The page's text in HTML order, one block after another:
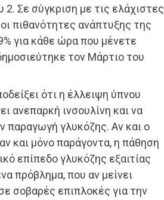
Σε σύγκριση με τις ελάχιστες
πιθανότητες ανάπτυξης της
για κάθε ώρα που μένετε
τον Μάρτιο του
ότι η έλλειψη ύπνου
ανεπαρκή ινσουλίνη και να
παραγωγή γλυκόζης. Αν και ο
και μόνο παράγοντα, η πάθηση
επίπεδο γλυκόζης εξαιτίας
πρόβλημα, που αν μείνει
σοβαρές επιπλοκές για την